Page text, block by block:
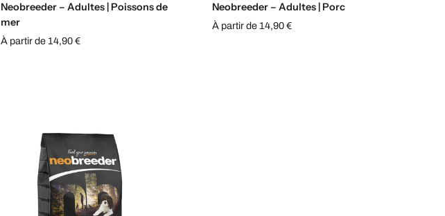
Neobreeder – Adultes | Poissons de
mer
À partir de 14,90 €
Neobreeder – Adultes | Porc
À partir de 14,90 €